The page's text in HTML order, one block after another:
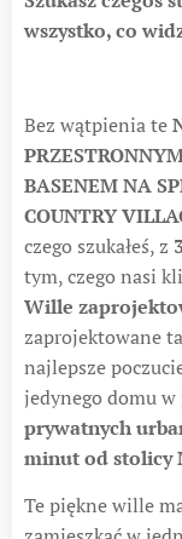
wszystko, co
Bez wątpienia te
BASENEM NA
COUNTRY
czego szukałeś, z
tym, czego nasi
Wille
zaprojektowane
najlepsze
jedynego domu
prywatnych
minut od stolicy
Te piękne wille